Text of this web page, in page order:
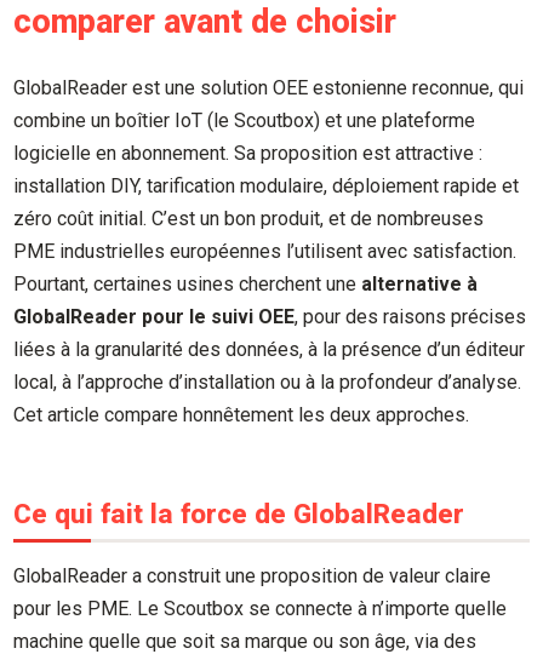
comparer avant de choisir
GlobalReader est une solution OEE estonienne reconnue, qui
combine un boîtier IoT (le Scoutbox) et une plateforme
logicielle en abonnement. Sa proposition est attractive :
installation DIY, tarification modulaire, déploiement rapide et
zéro coût initial. C’est un bon produit, et de nombreuses
PME industrielles européennes l’utilisent avec satisfaction.
Pourtant, certaines usines cherchent une alternative à
GlobalReader pour le suivi OEE, pour des raisons précises
liées à la granularité des données, à la présence d’un éditeur
local, à l’approche d’installation ou à la profondeur d’analyse.
Cet article compare honnêtement les deux approches.
Ce qui fait la force de GlobalReader
GlobalReader a construit une proposition de valeur claire
pour les PME. Le Scoutbox se connecte à n’importe quelle
machine quelle que soit sa marque ou son âge, via des